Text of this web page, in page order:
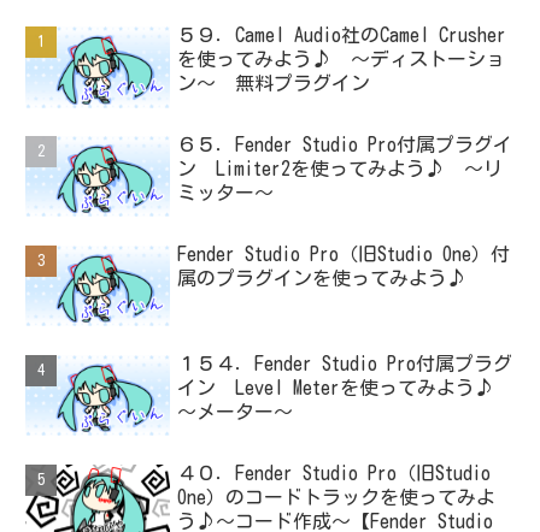
５９．Camel Audio社のCamel Crusher
を使ってみよう♪ ～ディストーショ
ン～ 無料プラグイン
６５．Fender Studio Pro付属プラグイ
ン Limiter2を使ってみよう♪ ～リ
ミッター～
Fender Studio Pro（旧Studio One）付
属のプラグインを使ってみよう♪
１５４．Fender Studio Pro付属プラグ
イン Level Meterを使ってみよう♪
～メーター～
４０．Fender Studio Pro（旧Studio
One）のコードトラックを使ってみよ
う♪～コード作成～【Fender Studio